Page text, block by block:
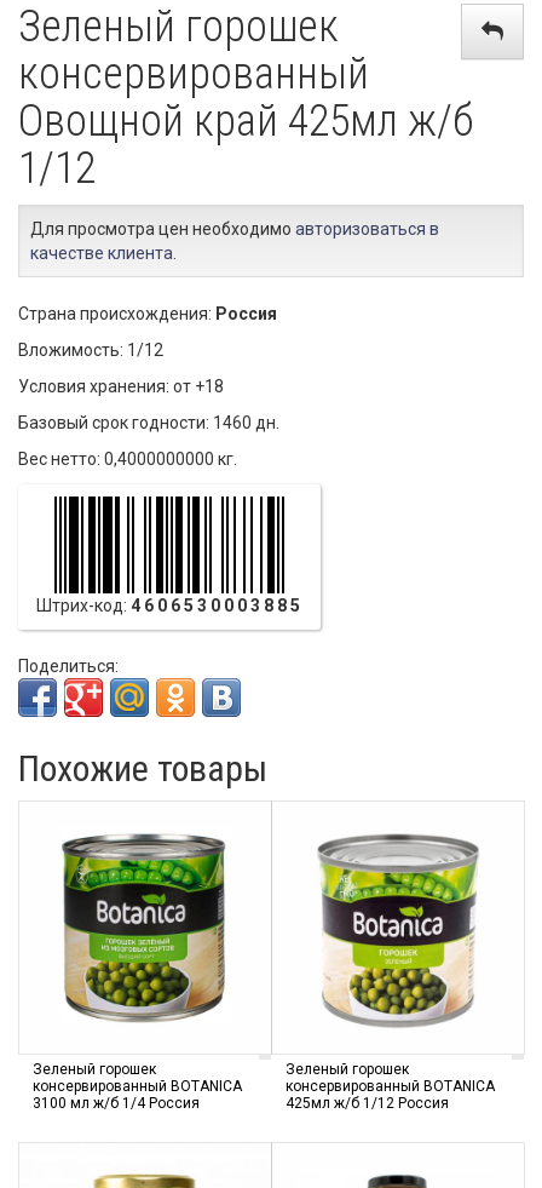
Зеленый горошек
консервированный
Овощной край 425мл ж/б
1/12
Для просмотра цен необходимо авторизоваться в
качестве клиента
Страна происхождения: Россия
Вложимость: 1/12
Условия хранения: от +18
Базовый срок годности: 1460 дн.
Вес нетто: 0,4000000000 кг.
Штрих-код: 4606530003885
Поделиться:
Похожие товары
Зеленый горошек
консервированный BOTANICA
3100 мл ж/б 1/4 Россия
Зеленый горошек
консервированный BOTANICA
425мл ж/б 1/12 Россия